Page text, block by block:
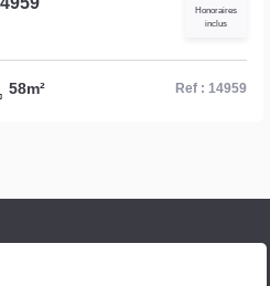
Honoraires
inclus
34.2m² Ref : 15037